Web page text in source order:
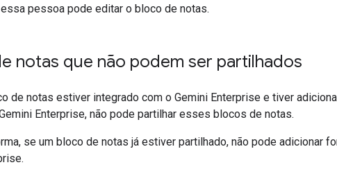
pessoa pode editar o bloco de notas.
notas que não podem ser partilhados
de notas estiver integrado com o Gemini Enterprise e tiver
Enterprise, não pode partilhar esses blocos de notas.
se um bloco de notas já estiver partilhado, não pode adicionar